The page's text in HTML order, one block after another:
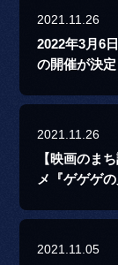
2021.11.26
2022年3月6
の開催が決定
2021.11.26
【映画のま
メ『ゲゲゲ
2021.11.05